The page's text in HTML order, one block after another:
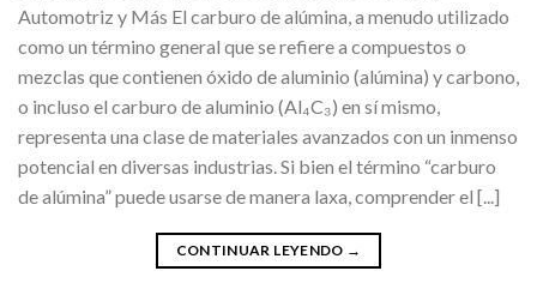
Automotriz y Más El carburo de alúmina, a menudo utilizado
como un término general que se refiere a compuestos o
mezclas que contienen óxido de aluminio (alúmina) y carbono,
o incluso el carburo de aluminio (Al₄C₃) en sí mismo,
representa una clase de materiales avanzados con un inmenso
potencial en diversas industrias. Si bien el término “carburo
de alúmina” puede usarse de manera laxa, comprender el [...]
CONTINUAR LEYENDO →